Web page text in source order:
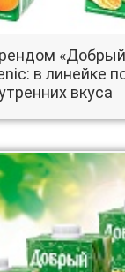
в линейке
вкуса